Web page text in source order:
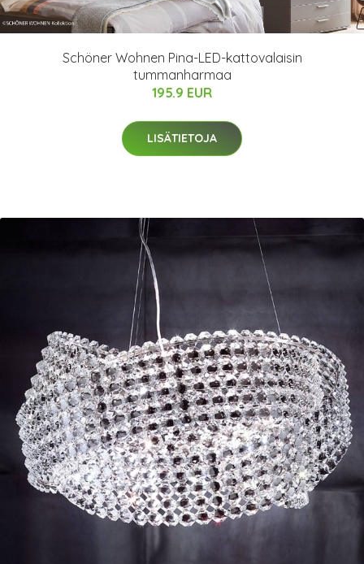
Schöner Wohnen Pina-LED-kattovalaisin
tummanharmaa
195.9 EUR
LISÄTIETOJA